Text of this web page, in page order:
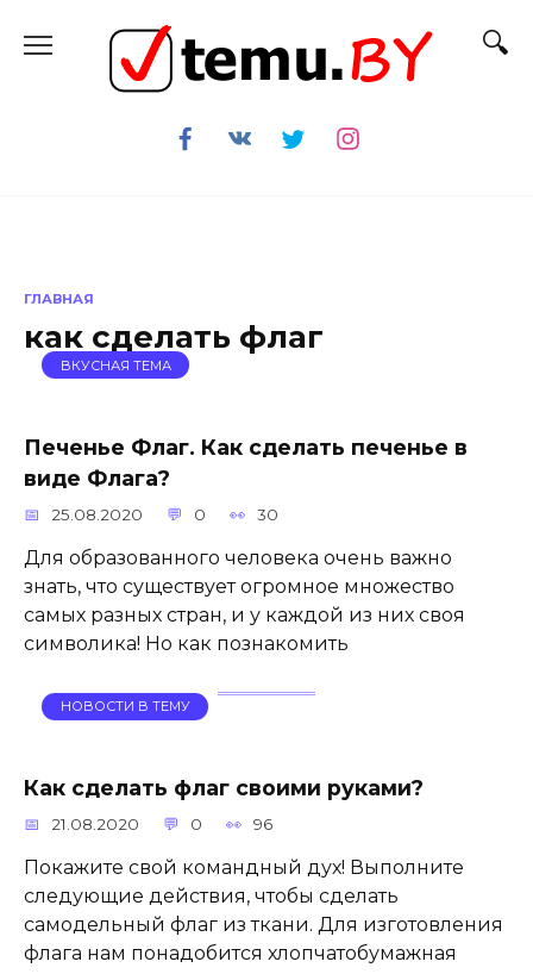
содержанию
ГЛАВНАЯ
как сделать флаг
ВКУСНАЯ ТЕМА
Печенье Флаг. Как сделать печенье в
виде Флага?
25.08.2020 0 30
Для образованного человека очень важно
знать, что существует огромное множество
самых разных стран, и у каждой из них своя
символика! Но как познакомить
НОВОСТИ В ТЕМУ
Как сделать флаг своими руками?
21.08.2020 0 96
Покажите свой командный дух! Выполните
следующие действия, чтобы сделать
самодельный флаг из ткани. Для изготовления
флага нам понадобится хлопчатобумажная